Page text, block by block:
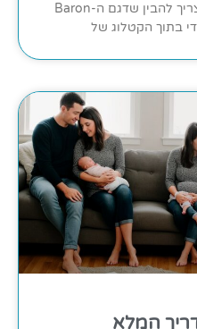
האחרים בטווח המחיר שלו, צריך להבין שדגם ה-Baron
המלא